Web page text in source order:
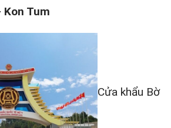
Kon Tum
Cửa khẩu Bờ